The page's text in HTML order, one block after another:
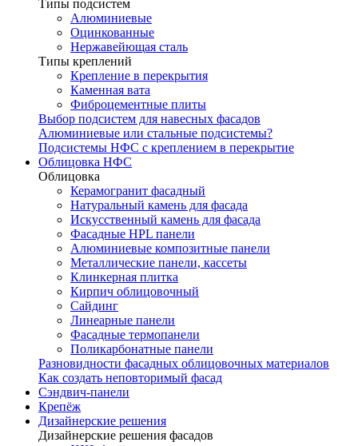
Типы подсистем
Алюминиевые
Оцинкованные
Нержавейющая сталь
Типы креплений
Крепление в перекрытия
Каменная вата
Фиброцементные плиты
Выбор подсистем для навесных фасадов
Алюминиевые или стальные подсистемы?
Подсистемы НФС с креплением в перекрытие
Облицовка НФС
Облицовка
Керамогранит фасадный
Натуральный камень для фасада
Искусственный камень для фасада
Фасадные HPL панели
Алюминиевые композитные панели
Металлические панели, кассеты
Клинкерная плитка
Кирпич облицовочный
Сайдинг
Линеарные панели
Фасадные термопанели
Поликарбонатные панели
Разновидности фасадных облицовочных материалов
Как создать неповторимый фасад
Сэндвич-панели
Крепёж
Дизайнерские решения
Дизайнерские решения фасадов